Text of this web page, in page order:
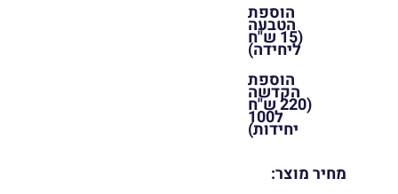
הוספת
הטבעה
(15 ש"ח
ליחידה)
הוספת
הקדשה
(220 ש"ח
ל100
יחידות)
מחיר מוצר: